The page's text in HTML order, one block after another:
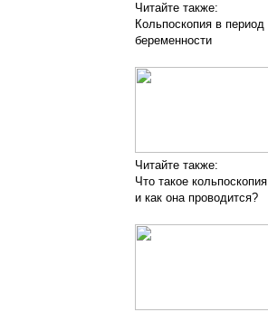
Читайте также:
Кольпоскопия в период
беременности
Читайте также:
Что такое кольпоскопия
и как она проводится?